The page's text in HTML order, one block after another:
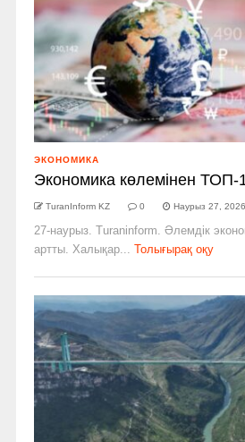
ЭКОНОМИКА
Экономика көлемінен ТОП-
TuranInform KZ 0 Наурыз 27, 2026
27-наурыз. Turaninform. Әлемдік
артты. Халықар...
Толығырақ оқу